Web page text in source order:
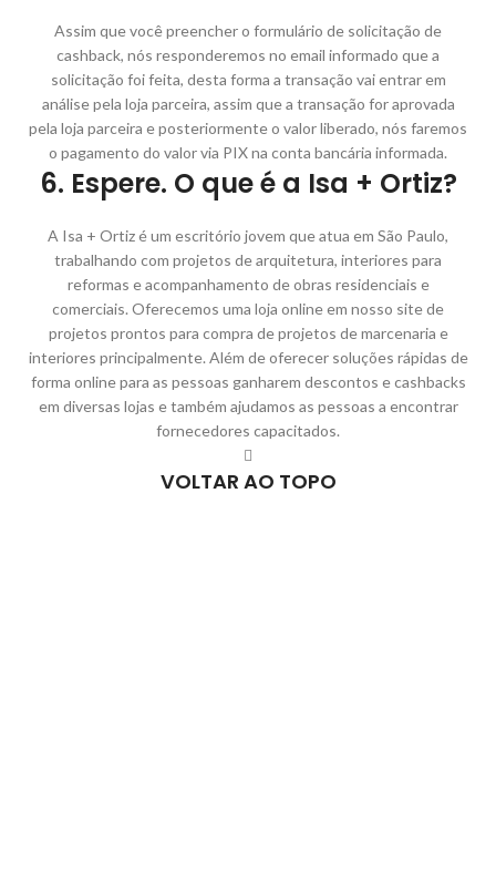
Assim que você preencher o formulário de solicitação de
cashback, nós responderemos no email informado que a
solicitação foi feita, desta forma a transação vai entrar em
análise pela loja parceira, assim que a transação for aprovada
pela loja parceira e posteriormente o valor liberado, nós faremos
o pagamento do valor via PIX na conta bancária informada.
6. Espere. O que é a Isa + Ortiz?
A Isa + Ortiz é um escritório jovem que atua em São Paulo,
trabalhando com projetos de arquitetura, interiores para
reformas e acompanhamento de obras residenciais e
comerciais. Oferecemos uma loja online em nosso site de
projetos prontos para compra de projetos de marcenaria e
interiores principalmente. Além de oferecer soluções rápidas de
forma online para as pessoas ganharem descontos e cashbacks
em diversas lojas e também ajudamos as pessoas a encontrar
fornecedores capacitados.
VOLTAR AO TOPO